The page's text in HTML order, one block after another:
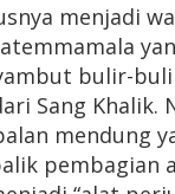
menjadi
bulir-
Sang Khalik.
mendung
pembagian